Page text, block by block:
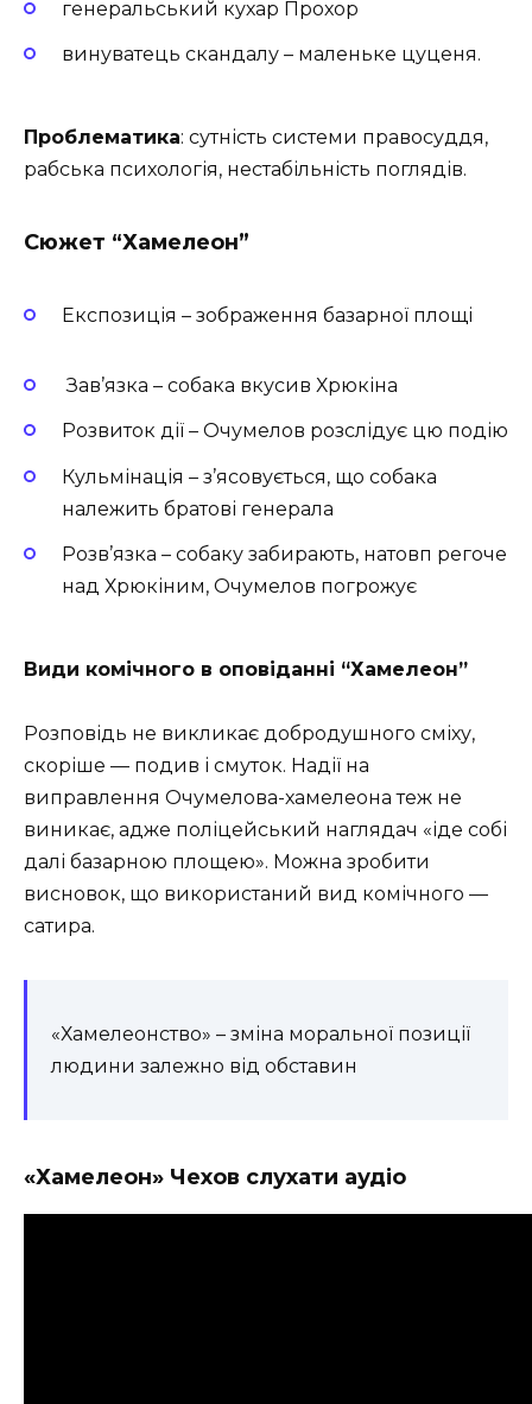
генеральський кухар Прохор
винуватець скандалу – маленьке цуценя.
Проблематика: сутність системи правосуддя,
рабська психологія, нестабільність поглядів.
Сюжет “Хамелеон”
Експозиція – зображення базарної площі
Зав’язка – собака вкусив Хрюкіна
Розвиток дії – Очумелов розслідує цю подію
Кульмінація – з’ясовується, що собака
належить братові генерала
Розв’язка – собаку забирають, натовп регоче
над Хрюкіним, Очумелов погрожує
Види комічного в оповіданні “Хамелеон”
Розповідь не викликає добродушного сміху,
скоріше — подив і смуток. Надії на
виправлення Очумелова-хамелеона теж не
виникає, адже поліцейський наглядач «іде собі
далі базарною площею». Можна зробити
висновок, що використаний вид комічного —
сатира.
«Хамелеонство» – зміна моральної позиції
людини залежно від обставин
«Хамелеон» Чехов слухати аудіо